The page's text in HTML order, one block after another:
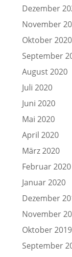
Dezember
November
Oktober 2020
September
August 2020
Juli 2020
Juni 2020
Mai 2020
April 2020
März 2020
Februar 2020
Januar 2020
Dezember
November
Oktober 2019
September